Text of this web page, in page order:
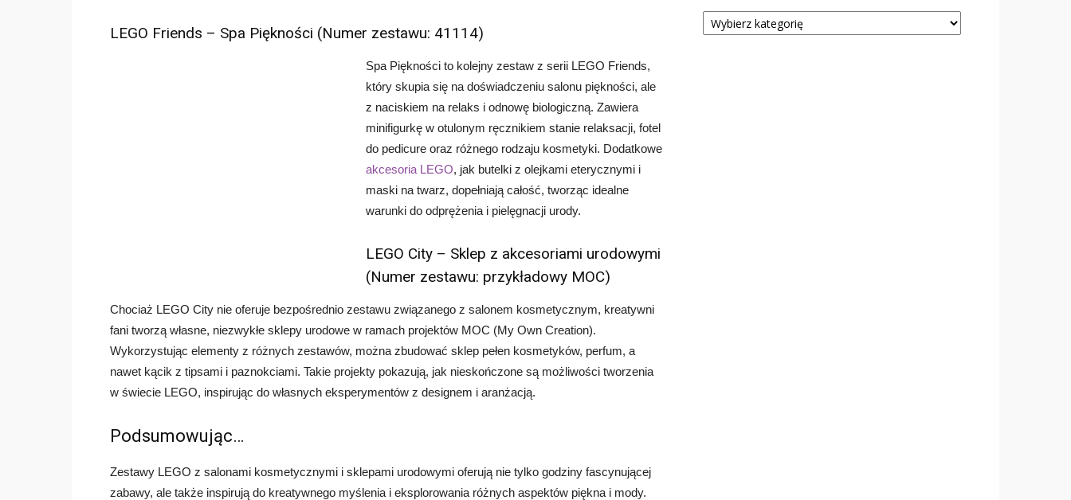
LEGO Friends – Spa Piękności (Numer zestawu: 41114)
Spa Piękności to kolejny zestaw z serii LEGO Friends,
który skupia się na doświadczeniu salonu piękności, ale
z naciskiem na relaks i odnowę biologiczną. Zawiera
minifigurkę w otulonym ręcznikiem stanie relaksacji, fotel
do pedicure oraz różnego rodzaju kosmetyki. Dodatkowe
akcesoria LEGO, jak butelki z olejkami eterycznymi i
maski na twarz, dopełniają całość, tworząc idealne
warunki do odprężenia i pielęgnacji urody.
LEGO City – Sklep z akcesoriami urodowymi
(Numer zestawu: przykładowy MOC)
Chociaż LEGO City nie oferuje bezpośrednio zestawu związanego z salonem kosmetycznym, kreatywni
fani tworzą własne, niezwykłe sklepy urodowe w ramach projektów MOC (My Own Creation).
Wykorzystując elementy z różnych zestawów, można zbudować sklep pełen kosmetyków, perfum, a
nawet kącik z tipsami i paznokciami. Takie projekty pokazują, jak nieskończone są możliwości tworzenia
w świecie LEGO, inspirując do własnych eksperymentów z designem i aranżacją.
Podsumowując…
Zestawy LEGO z salonami kosmetycznymi i sklepami urodowymi oferują nie tylko godziny fascynującej
zabawy, ale także inspirują do kreatywnego myślenia i eksplorowania różnych aspektów piękna i mody.
Kategorie